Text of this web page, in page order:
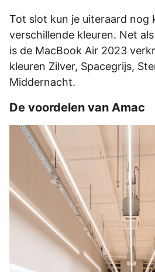
Tot slot kun je uiteraard nog
verschillende kleuren. Net
is de MacBook Air 2023
kleuren Zilver, Spacegrijs,
Middernacht.
De voordelen van Amac